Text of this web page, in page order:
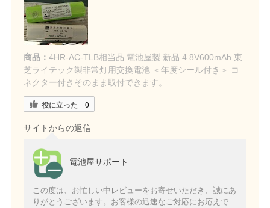
商品： 4HR-AC-TLB相当品 電池屋製 新品 4.8V600mAh 東
芝ライテック製非常灯用交換電池 ＜年度シール付き＞ コ
ネクター付きそのまま取付できます。
役に立った 0
サイトからの返信
電池屋サポート
この度は、お忙しい中レビューをお寄せいただき、誠にあ
りがとうございます。お客様の迅速なご対応にお応えで